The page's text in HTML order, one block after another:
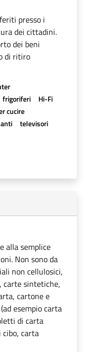
presso i
dei cittadini.
dei beni
di ritiro
frigoriferi
Hi-Fi
cucire
televisori
alla semplice
Non sono da
non cellulosici,
carte sintetiche,
cartone e
esempio carta
di carta
carta